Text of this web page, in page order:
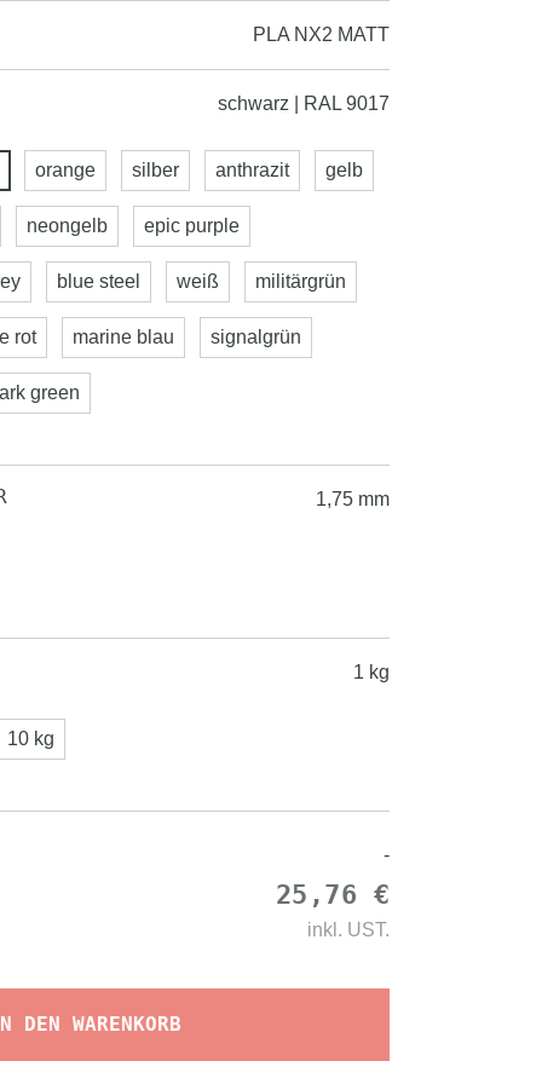
PLA NX2 MATT
schwarz | RAL 9017
orange silber anthrazit gelb
neongelb epic purple
blue steel weiß militärgrün
rot marine blau signalgrün
green
1,75 mm
1 kg
10 kg
-
25,76 €
inkl. UST.
DEN WARENKORB